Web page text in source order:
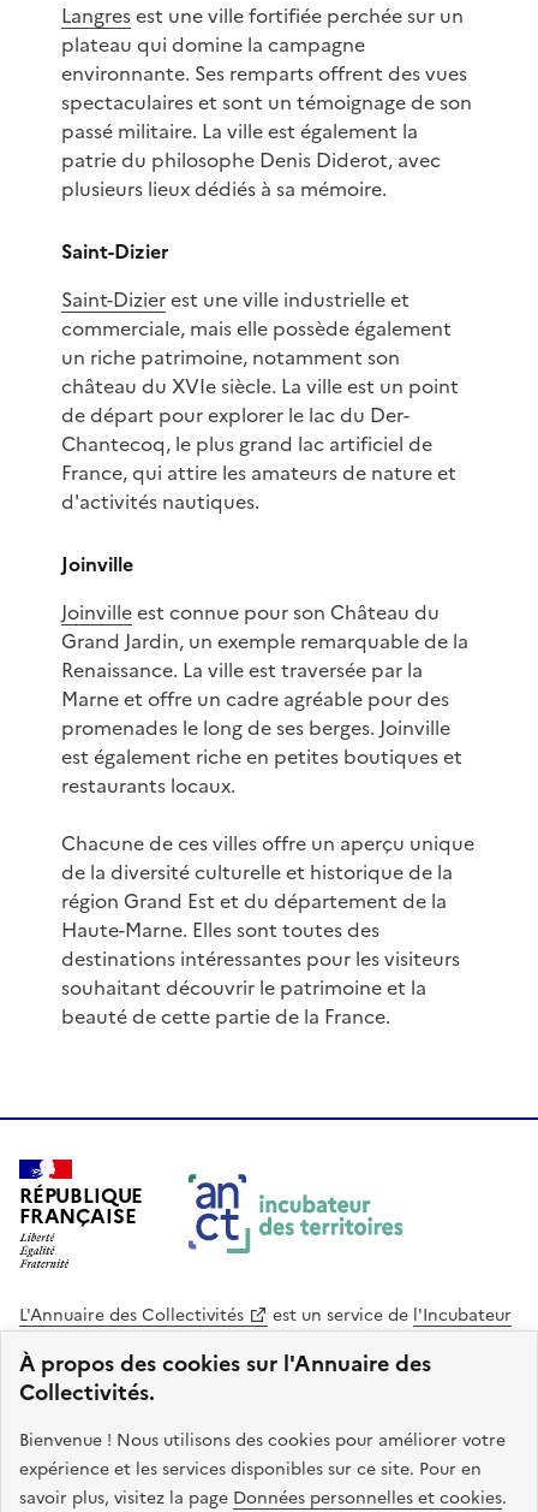
À propos des cookies sur l'Annuaire des
Collectivités.
Bienvenue ! Nous utilisons des cookies pour améliorer votre
expérience et les services disponibles sur ce site. Pour en
savoir plus, visitez la page Données personnelles et cookies.
Langresest une ville fortifiée perchée sur un
plateau qui domine la campagne
environnante. Ses remparts offrent des vues
spectaculaires et sont un témoignage de son
passé militaire. La ville est également la
patrie du philosophe Denis Diderot, avec
plusieurs lieux dédiés à sa mémoire.
Saint-Dizier
Saint-Dizierest une ville industrielle et
commerciale, mais elle possède également
un riche patrimoine, notamment son
château du XVIe siècle. La ville est un point
de départ pour explorer le lac du Der-
Chantecoq, le plus grand lac artificiel de
France, qui attire les amateurs de nature et
d'activités nautiques.
Joinville
Joinvilleest connue pour son Château du
Grand Jardin, un exemple remarquable de la
Renaissance. La ville est traversée par la
Marne et offre un cadre agréable pour des
promenades le long de ses berges. Joinville
est également riche en petites boutiques et
restaurants locaux.
Chacune de ces villes offre un aperçu unique
de la diversité culturelle et historique de la
région Grand Est et du département de la
Haute-Marne. Elles sont toutes des
destinations intéressantes pour les visiteurs
souhaitant découvrir le patrimoine et la
beauté de cette partie de la France.
RÉPUBLIQUE
FRANÇAISE
L'Annuaire des Collectivités est un service de l'Incubateur
des Territoires
Cohésion des Territoires
. Le code source de ce site web
est disponible en licence libre. Le design de ce site est conçu
avec le système de design de l’État.
legifrance.gouv.fr info.gouv.fr